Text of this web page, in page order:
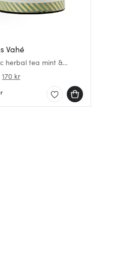
Vahé
herbal tea mint &
170 kr